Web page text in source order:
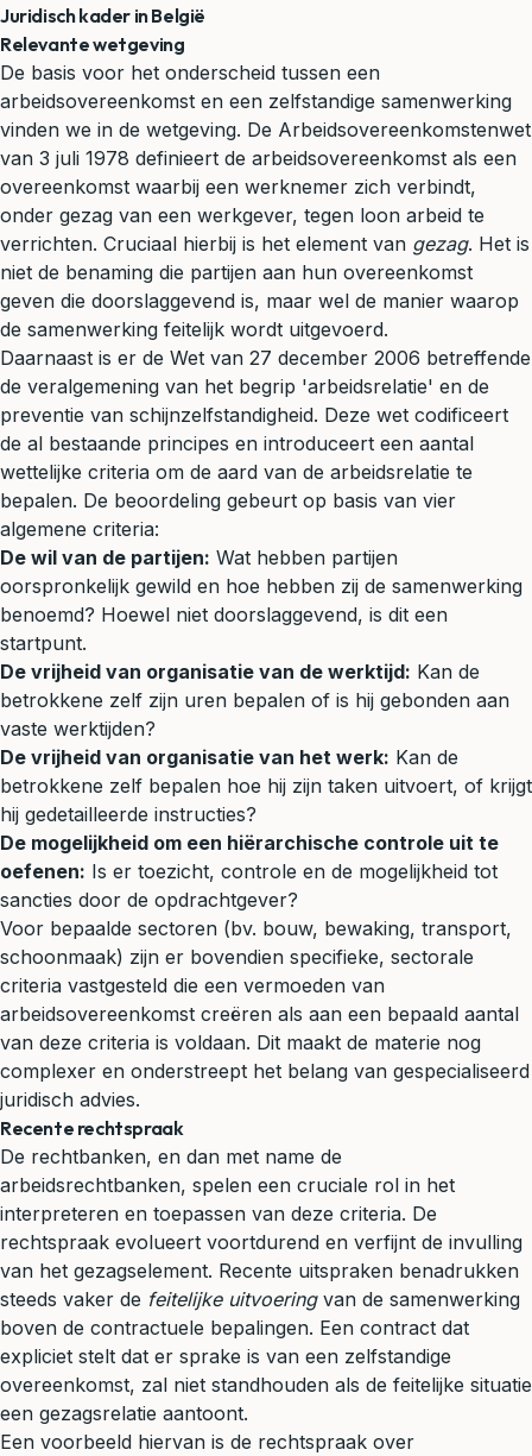
Juridisch kader in België
Relevante wetgeving
De basis voor het onderscheid tussen een
arbeidsovereenkomst en een zelfstandige samenwerking
vinden we in de wetgeving. De Arbeidsovereenkomstenwet
van 3 juli 1978 definieert de arbeidsovereenkomst als een
overeenkomst waarbij een werknemer zich verbindt,
onder gezag van een werkgever, tegen loon arbeid te
verrichten. Cruciaal hierbij is het element van gezag. Het is
niet de benaming die partijen aan hun overeenkomst
geven die doorslaggevend is, maar wel de manier waarop
de samenwerking feitelijk wordt uitgevoerd.
Daarnaast is er de Wet van 27 december 2006 betreffende
de veralgemening van het begrip 'arbeidsrelatie' en de
preventie van schijnzelfstandigheid. Deze wet codificeert
de al bestaande principes en introduceert een aantal
wettelijke criteria om de aard van de arbeidsrelatie te
bepalen. De beoordeling gebeurt op basis van vier
algemene criteria:
De wil van de partijen: Wat hebben partijen
oorspronkelijk gewild en hoe hebben zij de samenwerking
benoemd? Hoewel niet doorslaggevend, is dit een
startpunt.
De vrijheid van organisatie van de werktijd: Kan de
betrokkene zelf zijn uren bepalen of is hij gebonden aan
vaste werktijden?
De vrijheid van organisatie van het werk: Kan de
betrokkene zelf bepalen hoe hij zijn taken uitvoert, of krijgt
hij gedetailleerde instructies?
De mogelijkheid om een hiërarchische controle uit te
oefenen: Is er toezicht, controle en de mogelijkheid tot
sancties door de opdrachtgever?
Voor bepaalde sectoren (bv. bouw, bewaking, transport,
schoonmaak) zijn er bovendien specifieke, sectorale
criteria vastgesteld die een vermoeden van
arbeidsovereenkomst creëren als aan een bepaald aantal
van deze criteria is voldaan. Dit maakt de materie nog
complexer en onderstreept het belang van gespecialiseerd
juridisch advies.
Recente rechtspraak
De rechtbanken, en dan met name de
arbeidsrechtbanken, spelen een cruciale rol in het
interpreteren en toepassen van deze criteria. De
rechtspraak evolueert voortdurend en verfijnt de invulling
van het gezagselement. Recente uitspraken benadrukken
steeds vaker de feitelijke uitvoeringvan de samenwerking
boven de contractuele bepalingen. Een contract dat
expliciet stelt dat er sprake is van een zelfstandige
overeenkomst, zal niet standhouden als de feitelijke situatie
een gezagsrelatie aantoont.
Een voorbeeld hiervan is de rechtspraak over